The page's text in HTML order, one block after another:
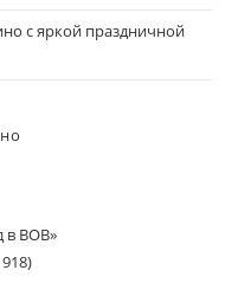
с яркой праздничной
в ВОВ»